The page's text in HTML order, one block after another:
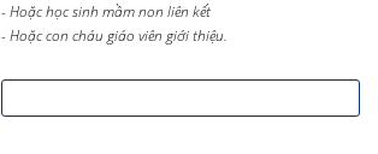
- Hoặc học sinh mầm non liên kết
- Hoặc con cháu giáo viên giới thiệu.